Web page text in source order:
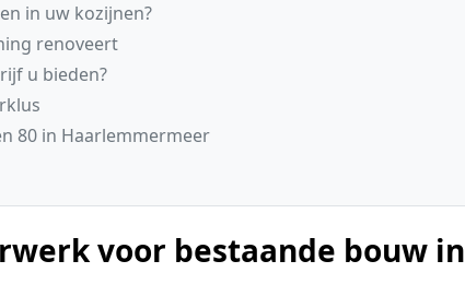
in uw kozijnen?
renoveert
u bieden?
80 in Haarlemmermeer
voor bestaande bouw in